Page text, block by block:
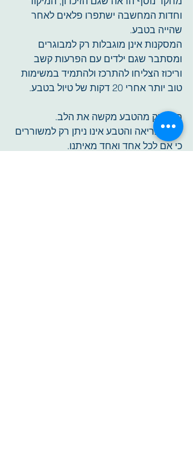
וחדות המחשבה ישתפרו פלאים לאחר
שהייה בטבע.
המסקנות אינן מוגבלות רק למבוגרים
ומסתבר שגם ילדים עם הפרעות קשב
וריכוז הצליחו להתרכז ולהתמיד במשימות
טוב יותר אחרי 20 דקות של טיול בטבע.
המרחק מהטבע מקשה את הלב.
יופי הבריאה והטבע אינו ניתן רק למשוררים
כי אם לכל אחד ואחד מאיתנו.